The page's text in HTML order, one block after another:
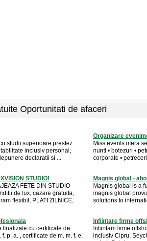
Oportunitati de afaceri
studii superioare prestez
inclusiv personal,
declaratii si ...
Organizare
Miss events ofera
nunti • botezuri •
corporate •
STUDIO!
FETE DIN STUDIO
de lux, cazare gratuita,
flexibil, PLATI ZILNICE,
Magnis global -
Magnis global is a
magnis global
solutions to
cu certificate de
p. a. , certificate de m. m. f. e.
Infiintare firme
Infiintam firme
inclusiv Cipru,